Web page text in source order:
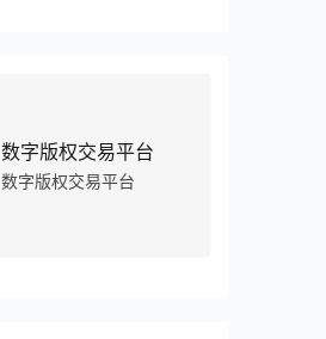
数字版权交易平台
数字版权交易平台